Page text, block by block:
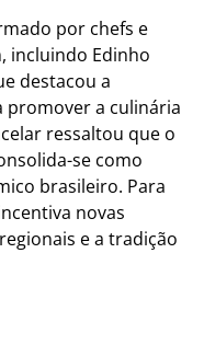
por chefs e
incluindo Edinho
destacou a
promover a culinária
ressaltou que o
se como
brasileiro. Para
novas
e a tradição